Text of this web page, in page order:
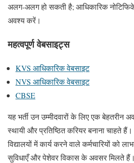
अलग‑अलग हो सकती है; आधिकारिक
अवश्य करें।
महत्वपूर्ण वेबसाइट्स
KVS आधिकारिक वेबसाइट
NVS आधिकारिक वेबसाइट
CBSE
यह भर्ती उन उम्मीदवारों के लिए एक बेहतरीन
स्थायी और प्रतिष्ठित करियर बनाना चाहते
विद्यालयों में कार्य करने वाले कर्मचारियों को
सुविधाएँ और पेशेवर विकास के अवसर मिलते हैं।